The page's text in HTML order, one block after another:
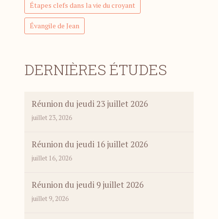
Étapes clefs dans la vie du croyant
Évangile de Jean
DERNIÈRES ÉTUDES
Réunion du jeudi 23 juillet 2026
juillet 23, 2026
Réunion du jeudi 16 juillet 2026
juillet 16, 2026
Réunion du jeudi 9 juillet 2026
juillet 9, 2026